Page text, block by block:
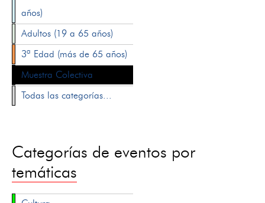
años)
Adultos (19 a 65 años)
3ª Edad (más de 65 años)
Muestra Colectiva
Todas las categorías...
Categorías de eventos por
temáticas